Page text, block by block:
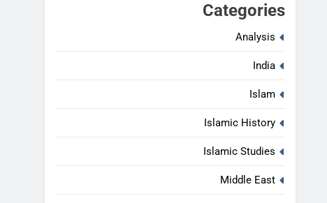
Categories
Analysis
India
Islam
Islamic History
Islamic Studies
Middle East